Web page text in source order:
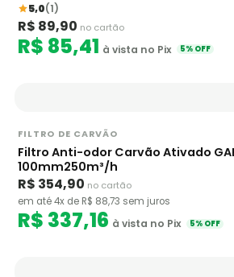
5,0(1)
R$ 89,90 no cartão
R$ 85,41 à vista no Pix 5% OFF
FILTRO DE CARVÃO
Filtro Anti-odor Carvão Ativado
100mm250m³/h
R$ 354,90 no cartão
em até 4x de R$ 88,73 sem juros
R$ 337,16 à vista no Pix 5% OFF